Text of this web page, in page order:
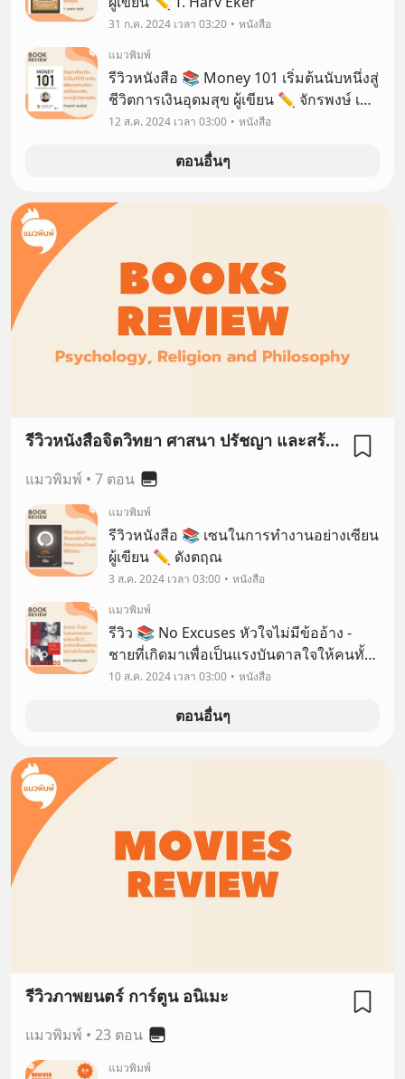
31 ก.ค. 2024 เวลา 03:20
หนังสือ
แมวพิมพ์
รีวิวหนังสือ 📚 Money 101 เริ่มต้นนับหนึ่งสู่
ชีวิตการเงินอุดมสุข ผู้เขียน ✏️ จักรพงษ์ เมษ
พันธุ์ (Money Coach)
12 ส.ค. 2024 เวลา 03:00 หนังสือ
ตอนอื่นๆ
รีวิวหนังสือจิตวิทยา ศาสนา ปรัชญา และสร้างแรงบันดาลใจ
แมวพิมพ์ • 7 ตอน
แมวพิมพ์
รีวิวหนังสือ 📚 เซนในการทำงานอย่างเซียน
ผู้เขียน ✏️ ดังตฤณ
3 ส.ค. 2024 เวลา 03:00
หนังสือ
แมวพิมพ์
รีวิว 📚 No Excuses หัวใจไม่มีข้ออ้าง -
ชายที่เกิดมาเพื่อเป็นแรงบันดาลใจให้คนทั้ง
โลก ผู้เขียน ✏️ ไคล์ เมย์นาร์ด - Kyle
10 ส.ค. 2024 เวลา 03:00 หนังสือ
ตอนอื่นๆ
รีวิวภาพยนตร์ การ์ตูน อนิเมะ
แมวพิมพ์ • 23 ตอน
แมวพิมพ์